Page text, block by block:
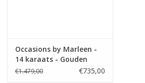
Occasions by Marleen -
14 karaats - Gouden
armband - Closed for
€1.479,00 €735,00